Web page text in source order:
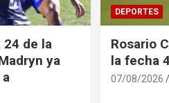
de la
ya
DEPORTES
Rosario
la fecha
07/08/2026